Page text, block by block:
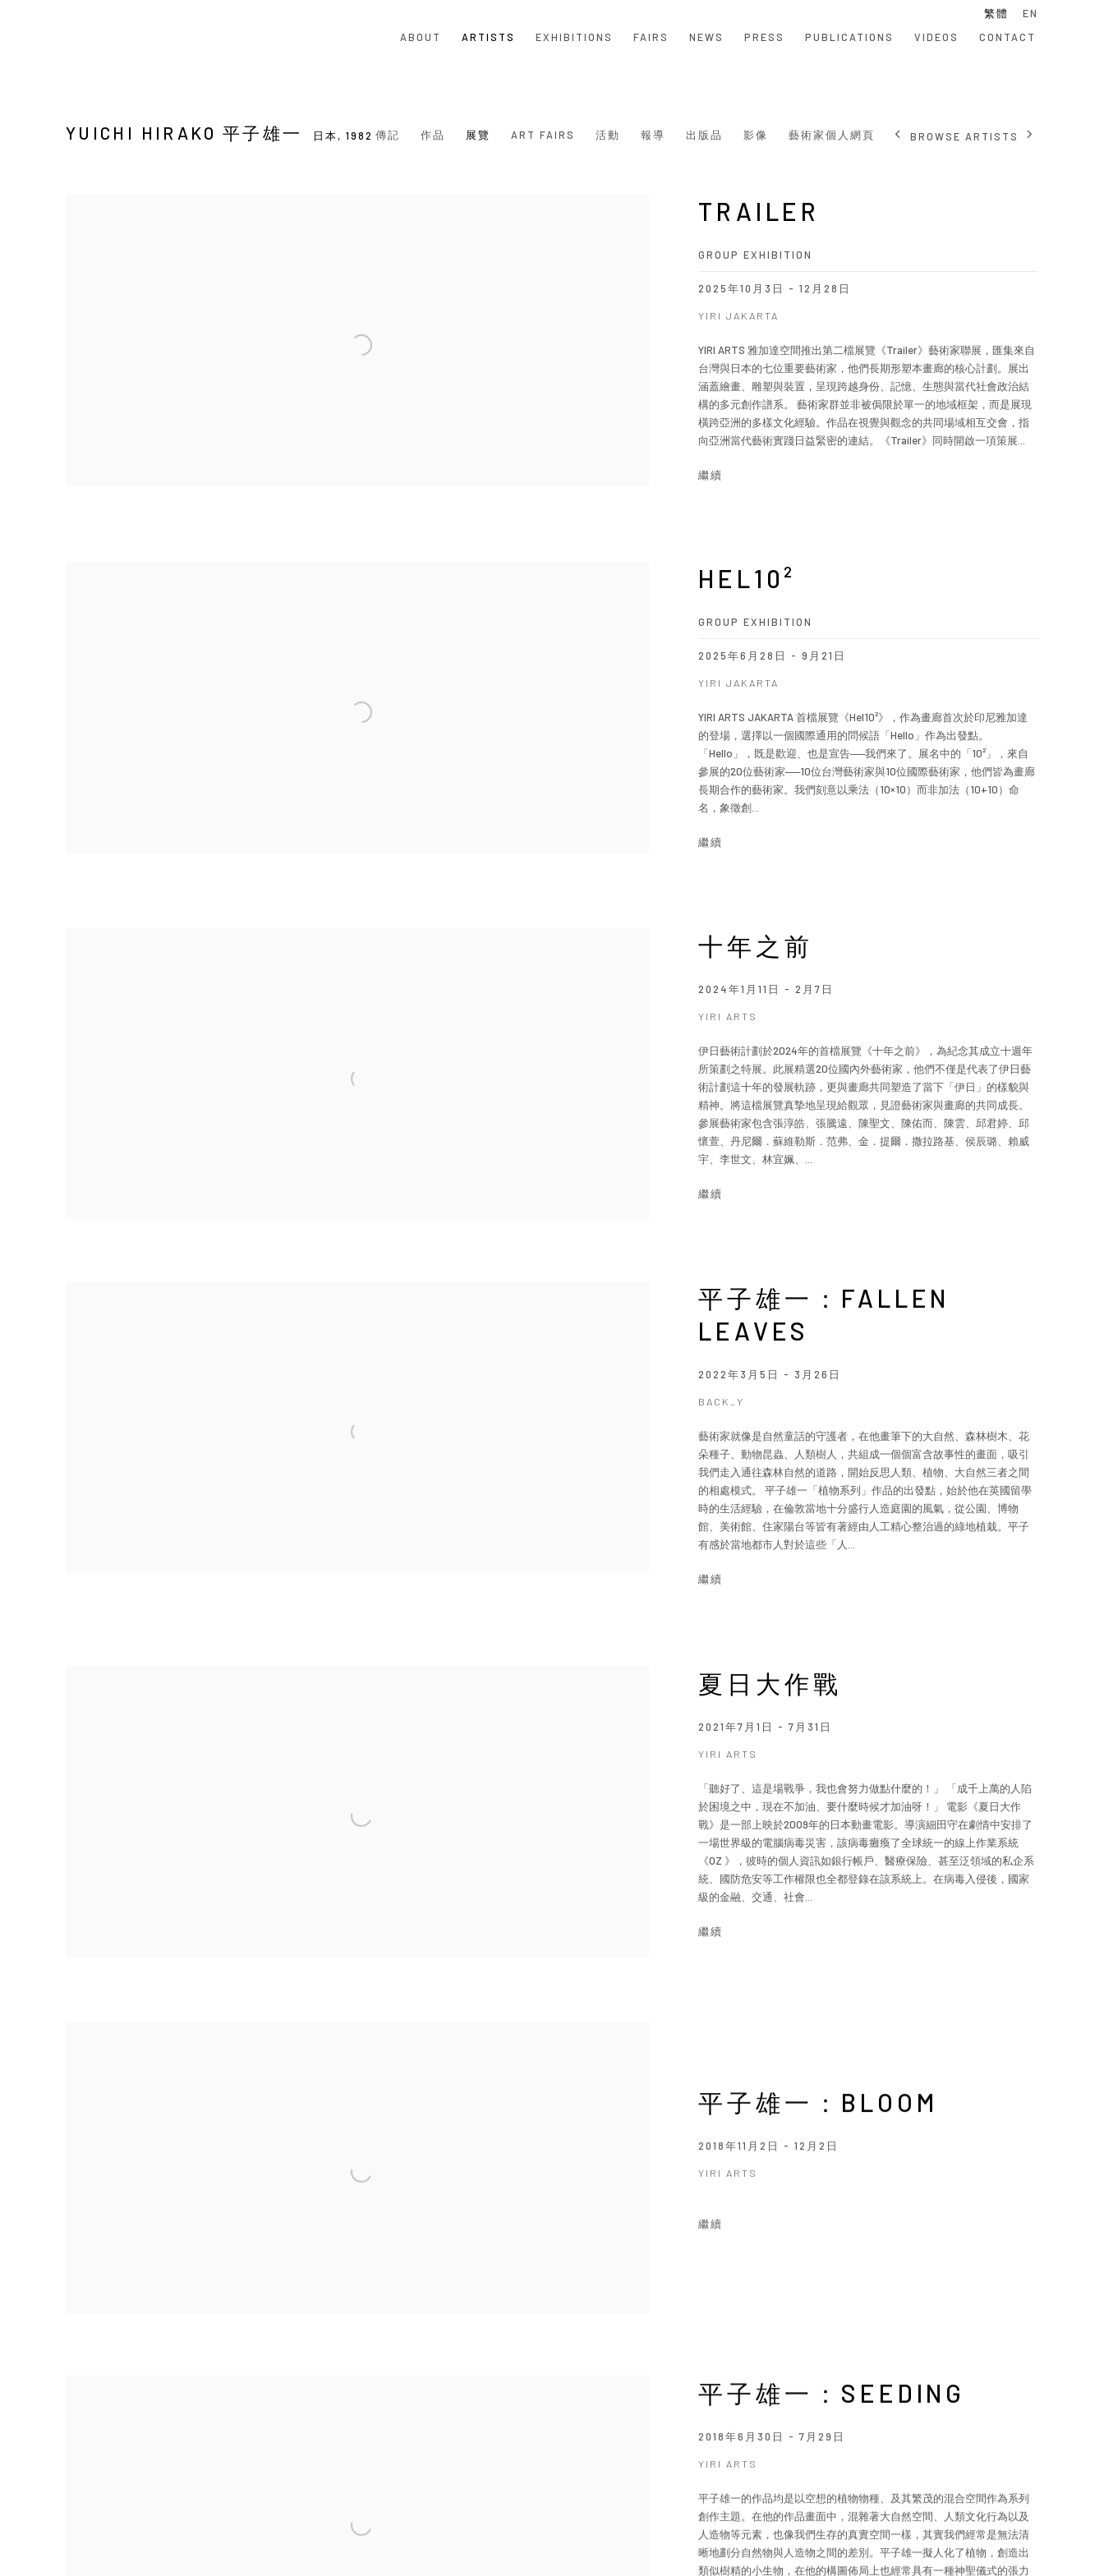
ABOUT ARTISTS EXHIBITIONS FAIRS NEWS PRESS PUBLICATIONS VIDEOS CONTACT
繁體 EN
YUICHI HIRAKO 平子雄一 日本, 1982 傳記 作品 展覽 ART FAIRS 活動 報導 出版品 影像 藝術家個人網頁 BROWSE ARTISTS
TRAILER
GROUP EXHIBITION
2025年10月3日 - 12月28日
YIRI JAKARTA
YIRI ARTS 雅加達空間推出第二檔展覽《Trailer》藝術家聯展，匯集來自
台灣與日本的七位重要藝術家，他們長期形塑本畫廊的核心計劃。展出
涵蓋繪畫、雕塑與裝置，呈現跨越身份、記憶、生態與當代社會政治結
構的多元創作譜系。 藝術家群並非被侷限於單一的地域框架，而是展現
橫跨亞洲的多樣文化經驗。作品在視覺與觀念的共同場域相互交會，指
向亞洲當代藝術實踐日益緊密的連結。《Trailer》同時開啟一項策展...
繼續
HEL10²
GROUP EXHIBITION
2025年6月28日 - 9月21日
YIRI JAKARTA
YIRI ARTS JAKARTA 首檔展覽《Hel10²》，作為畫廊首次於印尼雅加達
的登場，選擇以一個國際通用的問候語「Hello」作為出發點。
「Hello」，既是歡迎、也是宣告──我們來了。展名中的「10²」，來自
參展的20位藝術家──10位台灣藝術家與10位國際藝術家，他們皆為畫廊
長期合作的藝術家。我們刻意以乘法（10×10）而非加法（10+10）命
名，象徵創...
繼續
十年之前
2024年1月11日 - 2月7日
YIRI ARTS
伊日藝術計劃於2024年的首檔展覽《十年之前》，為紀念其成立十週年
所策劃之特展。此展精選20位國內外藝術家，他們不僅是代表了伊日藝
術計劃這十年的發展軌跡，更與畫廊共同塑造了當下「伊日」的樣貌與
精神。將這檔展覽真摯地呈現給觀眾，見證藝術家與畫廊的共同成長。
參展藝術家包含張淳皓、張騰遠、陳聖文、陳佑而、陳雲、邱君婷、邱
懷萱、丹尼爾．蘇維勒斯．范弗、金．提爾．撒拉路基、侯辰璐、賴威
宇、李世文、林宜姵、...
繼續
平子雄一：FALLEN
LEAVES
2022年3月5日 - 3月26日
BACK_Y
藝術家就像是自然童話的守護者，在他畫筆下的大自然、森林樹木、花
朵種子、動物昆蟲、人類樹人，共組成一個個富含故事性的畫面，吸引
我們走入通往森林自然的道路，開始反思人類、植物、大自然三者之間
的相處模式。 平子雄一「植物系列」作品的出發點，始於他在英國留學
時的生活經驗，在倫敦當地十分盛行人造庭園的風氣，從公園、博物
館、美術館、住家陽台等皆有著經由人工精心整治過的綠地植栽。平子
有感於當地都市人對於這些「人...
繼續
夏日大作戰
2021年7月1日 - 7月31日
YIRI ARTS
「聽好了、這是場戰爭，我也會努力做點什麼的！」 「成千上萬的人陷
於困境之中，現在不加油、要什麼時候才加油呀！」 電影《夏日大作
戰》是一部上映於2009年的日本動畫電影。導演細田守在劇情中安排了
一場世界級的電腦病毒災害，該病毒癱瘓了全球統一的線上作業系統
《OZ 》，彼時的個人資訊如銀行帳戶、醫療保險、甚至泛領域的私企系
統、國防危安等工作權限也全都登錄在該系統上。在病毒入侵後，國家
級的金融、交通、社會...
繼續
平子雄一：BLOOM
2018年11月2日 - 12月2日
YIRI ARTS
繼續
平子雄一：SEEDING
2018年6月30日 - 7月29日
YIRI ARTS
平子雄一的作品均是以空想的植物物種、及其繁茂的混合空間作為系列
創作主題。在他的作品畫面中，混雜著大自然空間、人類文化行為以及
人造物等元素，也像我們生存的真實空間一樣，其實我們經常是無法清
晰地劃分自然物與人造物之間的差別。平子雄一擬人化了植物，創造出
類似樹精的小生物，在他的構圖佈局上也經常具有一種神聖儀式的張力